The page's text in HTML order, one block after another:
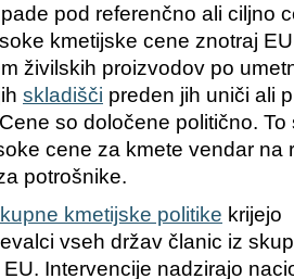
pod referenčno ali ciljno
kmetijske cene znotraj
živilskih proizvodov po
skladišči preden jih uniči ali
so določene politično. To
cene za kmete vendar na
potrošnike.
kmetijske politike krijejo
vseh držav članic iz
Intervencije nadzirajo